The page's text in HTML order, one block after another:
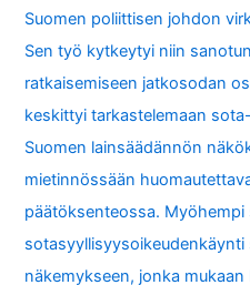
Suomen poliittisen johdon
Sen työ kytkeytyi niin
ratkaisemiseen jatkosodan
keskittyi tarkastelemaan
Suomen lainsäädännön
mietinnössään
päätöksenteossa. Myöhempi
näkemykseen, jonka